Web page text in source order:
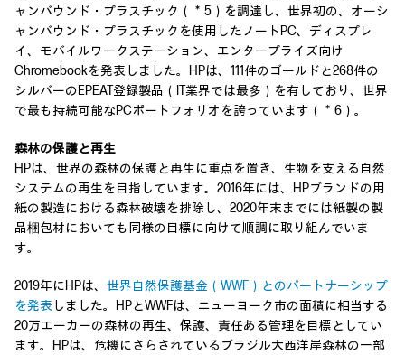
ャンバウンド・プラスチック（＊5）を調達し、世界初の、オーシ
ャンバウンド・プラスチックを使用したノートPC、ディスプレ
イ、モバイルワークステーション、エンタープライズ向け
Chromebookを発表しました。HPは、111件のゴールドと268件の
シルバーのEPEAT登録製品（IT業界では最多）を有しており、世界
で最も持続可能なPCポートフォリオを誇っています（＊6）。
森林の保護と再生
HPは、世界の森林の保護と再生に重点を置き、生物を支える自然
システムの再生を目指しています。2016年には、HPブランドの用
紙の製造における森林破壊を排除し、2020年末までには紙製の製
品梱包材においても同様の目標に向けて順調に取り組んでいま
す。
2019年にHPは、 世界自然保護基金（WWF）とのパートナーシップ
を発表しました。HPとWWFは、ニューヨーク市の面積に相当する
20万エーカーの森林の再生、保護、責任ある管理を目標としてい
ます。HPは、危機にさらされているブラジル大西洋岸森林の一部